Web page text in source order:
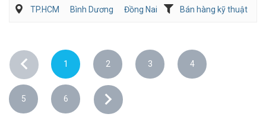
TP.HCM Bình Dương Đồng Nai Bán hàng kỹ thuật
1 2 3 4
5 6